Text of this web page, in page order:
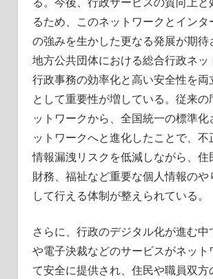
るため、このネットワークとイン
の強みを生かした更なる発展が期待
地方公共団体における総合行政ネッ
行政事務の効率化と高い安全性を両
として重要性が増している。従来の
ットワークから、全国統一の標準化
ットワークへと進化したことで、
情報漏洩リスクを低減しながら、住
財務、福祉など重要な個人情報のや
して行える体制が整えられている。
さらに、行政のデジタル化が進む
や電子決裁などのサービスがネット
て安全に提供され、住民や職員双方